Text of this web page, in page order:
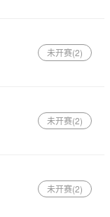
未开赛(2)
未开赛(2)
未开赛(2)